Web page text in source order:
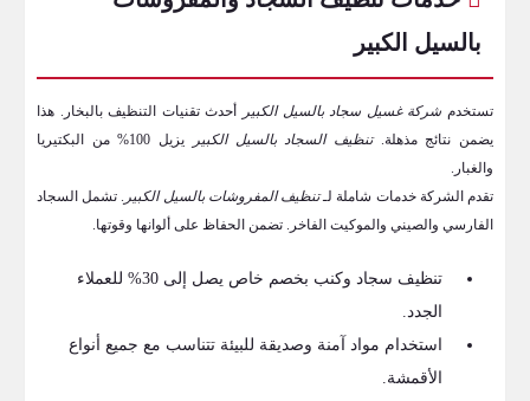
بالسيل الكبير
تستخدم شركة غسيل سجاد بالسيل الكبير
أحدث تقنيات التنظيف بالبخار. هذا
يضمن نتائج مذهلة.تنظيف السجاد بالسيل الكبير
يزيل 100% من البكتيريا
والغبار.
تقدم الشركة خدمات شاملة لـتنظيف المفروشات بالسيل الكبير . تشمل السجاد
الفارسي والصيني والموكيت الفاخر. تضمن الحفاظ على ألوانها وقوتها.
تنظيف سجاد وكنب بخصم خاص يصل إلى 30% للعملاء
الجدد.
استخدام مواد آمنة وصديقة للبيئة تتناسب مع جميع أنواع
الأقمشة.